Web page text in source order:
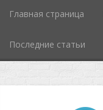
Главная страница
Последние статьи